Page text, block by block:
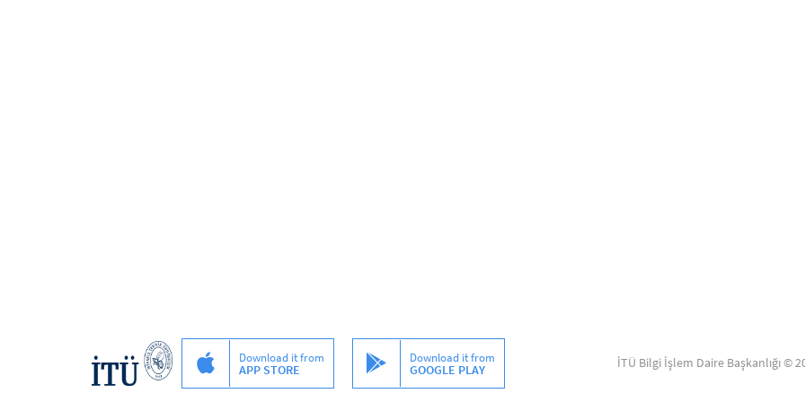
Download it from
APP STORE
Download it from
GOOGLE PLAY İTÜ Bilgi İşlem Daire Başkanlığı ©